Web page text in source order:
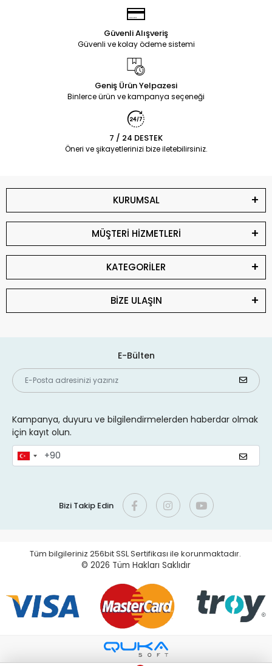
Güvenli Alışveriş
Güvenli ve kolay ödeme sistemi
Geniş Ürün Yelpazesi
Binlerce ürün ve kampanya seçeneği
7 / 24 DESTEK
Öneri ve şikayetlerinizi bize iletebilirsiniz.
KURUMSAL
MÜŞTERİ HİZMETLERİ
KATEGORİLER
BİZE ULAŞIN
E-Bülten
Kampanya, duyuru ve bilgilendirmelerden haberdar olmak
için kayıt olun.
Bizi Takip Edin
Tüm bilgileriniz 256bit SSL Sertifikası ile korunmaktadır.
© 2026 Tüm Hakları Saklıdır